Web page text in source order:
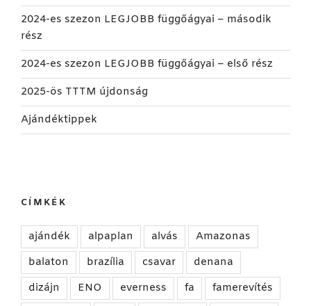
2024-es szezon LEGJOBB függőágyai – második
rész
2024-es szezon LEGJOBB függőágyai – első rész
2025-ös TTTM újdonság
Ajándéktippek
CÍMKÉK
ajándék alpaplan alvás
Amazonas
balaton
brazília csavar
denana
dizájn
ENO everness fa
famerevítés